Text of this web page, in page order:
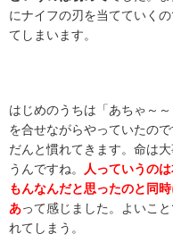
にナイフの刃を当てていく
てしまいます。
はじめのうちは「あちゃ～
を合せながらやっていたの
だんと慣れてきます。命は
うんですね。
人っていうの
もんなんだと思ったのと同
あって感じました。よいこ
れてしまう。